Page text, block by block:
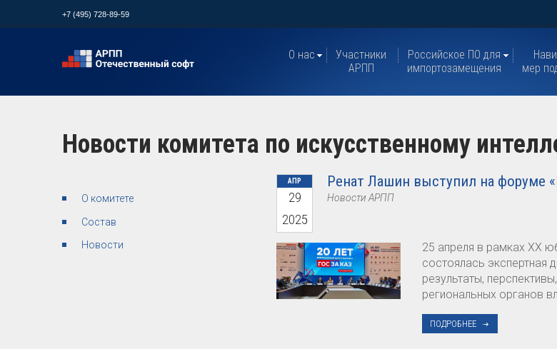
+7 (495) 728-89-59
О нас
Участники
АРПП
Российское ПО для
импортозамещения
мер
Новости комитета по искусственному
О комитете
Состав
Новости
АПР
29
2025
Ренат Лашин выступил на форуме
Новости АРПП
25 апреля в рамках XX
состоялась экспертная
результаты,
региональных органов
ПОДРОБНЕЕ